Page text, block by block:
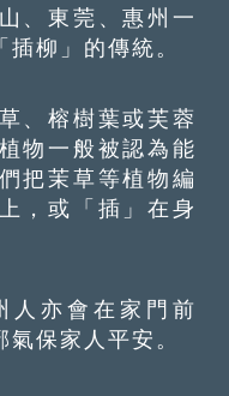
東莞、惠州一
柳」的傳統。
榕樹葉或芙蓉
物一般被認為能
把茉草等植物編
，或「插」在身
亦會在家門前
氣保家人平安。